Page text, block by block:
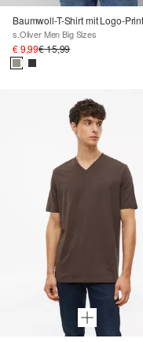
s.Oliver Men Big Sizes
€ 9,99€ 15,99